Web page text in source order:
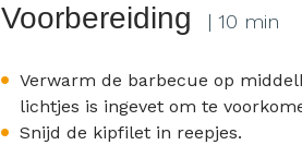
Voorbereiding | 10 min
Verwarm de barbecue op
lichtjes is ingevet om te
Snijd de kipfilet in reepjes.